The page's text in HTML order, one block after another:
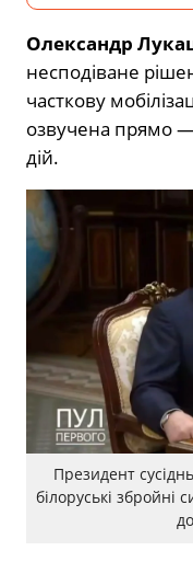
Олександр
несподіване
часткову
озвучена прямо —
дій.
Президент
білоруські збройні